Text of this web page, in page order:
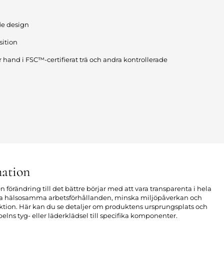
design
hand i FSC™-certifierat trä och andra kontrollerade
förändring till det bättre börjar med att vara transparenta i hela
hälsosamma arbetsförhållanden, minska miljöpåverkan och
Här kan du se detaljer om produktens ursprungsplats och
tyg- eller läderklädsel till specifika komponenter.